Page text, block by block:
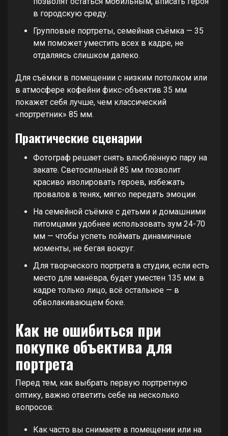
в городскую среду.
Групповые портреты, семейная съёмка — 35
мм поможет уместить всех в кадре, не
отдаляясь слишком далеко.
Для съёмки в помещении с низким потолком или
в атмосфере кофейни фикс-объектив 35 мм
покажет себя лучше, чем классический
«портретник» 85 мм.
Практические сценарии
Фотограф решает снять влюблённую пару на
закате. Светосильный 85 мм позволит
красиво изолировать героев, избежать
провалов в тенях, мягко передать эмоции.
На семейной съёмке с детьми и домашними
питомцами удобнее использовать зум 24-70
мм — чтобы успеть поймать динамичные
моменты, не бегая вокруг.
Для творческого портрета в студии, если есть
место для манёвра, будет уместен 135 мм: в
кадре только лицо, всё остальное — в
обволакивающем боке.
Как не ошибиться при
покупке объектива для
портрета
Перед тем, как выбрать первую портретную
оптику, важно ответить себе на несколько
вопросов:
Как часто вы снимаете в помещении или на